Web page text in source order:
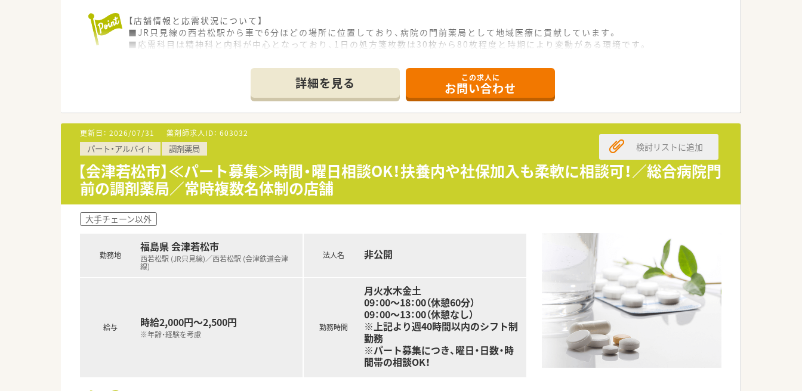
【店舗情報と応需状況について】
■JR只見線の西若松駅から車で6分ほどの場所に位置しており、病院の門前薬局として地域医療に貢献しています。
■応需科目は精神科と内科が中心となっており、1日の処方箋枚数は30枚から80枚程度と時期により変動がある環境です。
■現在は管理薬剤師1名に夜勤の負担が集中しているため、体制強化と負担軽減を目指して正社員を急募することとなりました。
■夜勤対応が可能な方を優先的に採用したいと考えており、月3～5回程度の夜勤が発生します。お休みのメリハリがつけやすい環境で
す。
■若手の方であれば調剤未経験からの挑戦も歓迎しており、新しい環境で一からスキルを積み上げたい意欲的な方を募ります。
【法人特徴について】
■地域に密着した運営を続けている法人であり、大手チェーンにはない柔軟な体制と風通しの良い社風が魅力の企業です。
■社員の生活を第一に考えた福利厚生を整えており、駐車場料金の会社負担や社宅の相談にも柔軟に対応する方針を掲げています。
■お人柄重視の採用のため、社員の方みなさんコミュニケーション取りやすく、風通しの良い社風に繋がっています。
【求人特徴について】
■夜勤時は22時まで事務スタッフが在籍しているため、一人きりで全ての業務を抱え込む不安がなく安心して勤務できます。
■周辺には商業施設もあり、勤務前後のお買い物や生活に困らない利便性の高いエリアに店舗が位置しています。
■離職率が低く安定して長く働ける環境が整っており、育休や産休の取得実績もあるためライフステージの変化にも柔軟に対応が可能
です。
詳細を見る この求人に
お問い合わせ
更新日： 2026/07/31 薬剤師求人ID： 603032
パート・アルバイト 調剤薬局
【会津若松市】≪パート募集≫時間・曜日相談OK！扶養内や社保加入も柔軟に相談可！／総合病院門
前の調剤薬局／常時複数名体制の店舗
検討リストに追加
大手チェーン以外
勤務地
福島県 会津若松市
西若松駅 (JR只見線)／西若松駅 (会津鉄道会津
線)
給与 時給2,000円～2,500円
※年齢・経験を考慮
法人名 非公開
勤務時間
月火水木金土
09：00～18：00（休憩60分）
09：00～13：00（休憩なし）
※上記より週40時間以内のシフト制
勤務
※パート募集につき、曜日・日数・時
間帯の相談OK！